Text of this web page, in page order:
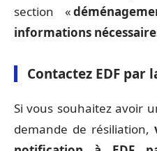
section «
informations
Contactez EDF par
Si vous souhaitez avoir
demande de résiliation,